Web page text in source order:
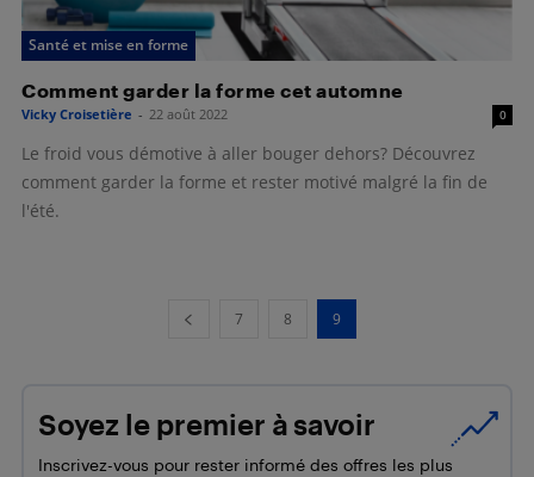
Santé et mise en forme
Comment garder la forme cet automne
Vicky Croisetière - 22 août 2022 0
Le froid vous démotive à aller bouger dehors? Découvrez
comment garder la forme et rester motivé malgré la fin de
l'été.
7 8 9
Soyez le premier à savoir
Inscrivez-vous pour rester informé des offres les plus